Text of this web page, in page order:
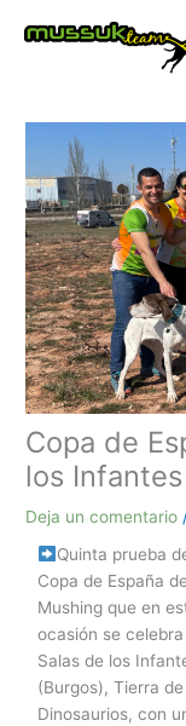
Copa de
los
Deja un comentario
Quinta prueba
Copa de España de
Mushing que en
ocasión se celebra
Salas de los
(Burgos), Tierra de
Dinosaurios, con